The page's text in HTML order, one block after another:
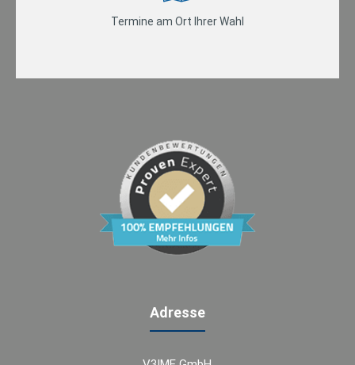
Termine am Ort Ihrer Wahl
Adresse